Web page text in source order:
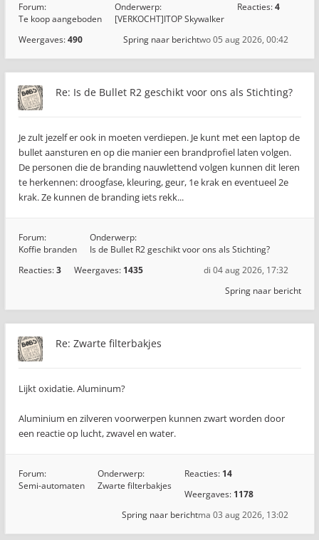
Forum:
Te koop aangeboden
Onderwerp:
[VERKOCHT]ITOP Skywalker
Reacties:4
Weergaves:490 wo 05 aug 2026, 00:42
Spring naar bericht
Re: Is de Bullet R2 geschikt voor ons als Stichting?
Je zult jezelf er ook in moeten verdiepen. Je kunt met een laptop de
bullet aansturen en op die manier een brandprofiel laten volgen.
De personen die de branding nauwlettend volgen kunnen dit leren
te herkennen: droogfase, kleuring, geur, 1e krak en eventueel 2e
krak. Ze kunnen de branding iets rekk...
Forum:
Koffie branden
Onderwerp:
Is de Bullet R2 geschikt voor ons als Stichting?
Reacties:3 Weergaves: 1435
di 04 aug 2026, 17:32
Spring naar bericht
Re: Zwarte filterbakjes
Lijkt oxidatie. Aluminum?
Aluminium en zilveren voorwerpen kunnen zwart worden door
een reactie op lucht, zwavel en water.
Forum:
Semi-automaten
Onderwerp:
Zwarte filterbakjes
Reacties: 14
Weergaves: 1178
ma 03 aug 2026, 13:02
Spring naar bericht